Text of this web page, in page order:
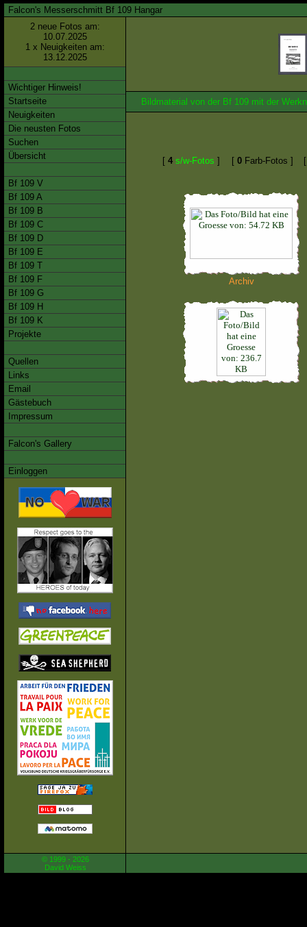
Falcon's Messerschmitt Bf 109 Hangar
2 neue Fotos am:
10.07.2025
1 x Neuigkeiten am:
13.12.2025
Wichtiger Hinweis!
Startseite
Neuigkeiten
Die neusten Fotos
Suchen
Übersicht
Bf 109 V
Bf 109 A
Bf 109 B
Bf 109 C
Bf 109 D
Bf 109 E
Bf 109 T
Bf 109 F
Bf 109 G
Bf 109 H
Bf 109 K
Projekte
Quellen
Links
Email
Gästebuch
Impressum
Falcon's Gallery
Einloggen
Bildmaterial von der Bf 109 mit der
[ 4 s/w-Fotos ] [ 0 Farb-Fotos ]
Archiv
© 1999 - 2026
David Weiss